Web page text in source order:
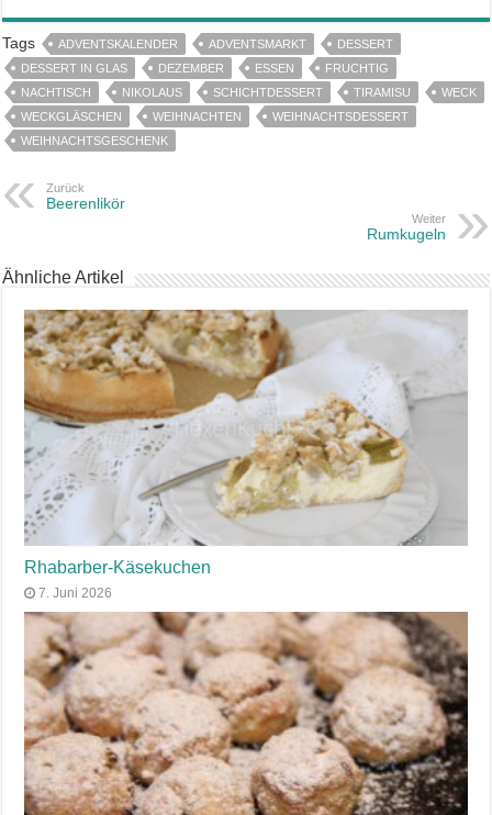
Tags ADVENTSKALENDER ADVENTSMARKT
DESSERT
DESSERT IN GLAS
DEZEMBER ESSEN
FRUCHTIG
NACHTISCH
NIKOLAUS SCHICHTDESSERT TIRAMISU
WECK
WECKGLÄSCHEN
WEIHNACHTEN
WEIHNACHTSDESSERT
WEIHNACHTSGESCHENK
Zurück
Beerenlikör
Weiter
Rumkugeln
Ähnliche Artikel
Rhabarber-Käsekuchen
7. Juni 2026